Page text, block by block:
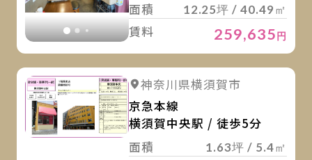
面積
12.25坪 / 40.49㎡
賃料 259,635円
詳細を見る
神奈川県横須賀市
京急本線
横須賀中央駅 / 徒歩5分
面積
1.63坪 / 5.4㎡